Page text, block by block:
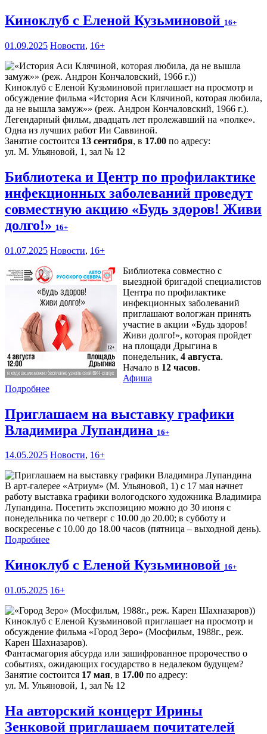
Киноклуб с Еленой Кузьминовой 16+
01.09.2025 Новости, 16+
Киноклуб с Еленой Кузьминовой приглашает на просмотр и
обсуждение фильма «История Аси Клячиной, которая любила,
да не вышла замуж»» (реж. Андрон Кончаловский, 1966 г.).
Легендарный фильм, двадцать лет пролежавший на «полке».
Одна из лучших работ Ии Саввиной.
Занятие состоится 13 сентября, в 17.00 по адресу:
ул. М. Ульяновой, 1, зал № 12
Библиотека и Центр по профилактике
инфекционных заболеваний проведут
совместную акцию «Будь здоров! Живи
долго!» 16+
01.07.2025 Новости, 16+
Библиотека совместно с
выездной бригадой специалистов
Центра по профилактике
инфекционных заболеваний
приглашают вологжан принять
участие в акции «Будь здоров!
Живи долго!», которая пройдет
на площади Дрыгина в
понедельник, 4 августа.
Начало в 12 часов.
Афиша
Подробнее
Приглашаем на выставку графики
Владимира Лупандина 16+
14.05.2025 Новости, 16+
В арт-галерее «Атриум» (М. Ульяновой, 1) с 17 мая начнет
работу выставка графики вологодского художника Владимира
Лупандина. Посетить экспозицию можно до 30 июня с
понедельника по четверг с 10.00 до 20.00; в субботу и
воскресенье с 10.00 до 18.00 часов (пятница – выходной день).
Подробнее
Киноклуб с Еленой Кузьминовой 16+
01.05.2025 16+
Киноклуб с Еленой Кузьминовой приглашает на просмотр и
обсуждение фильма «Город Зеро» (Мосфильм, 1988г., реж.
Карен Шахназаров).
Фантасмагория абсурда или зашифрованное пророчество о
событиях, ожидающих государство в недалеком будущем?
Занятие состоится 17 мая, в 17.00 по адресу:
ул. М. Ульяновой, 1, зал № 12
На авторский концерт Ирины
Зенковой приглашаем почитателей